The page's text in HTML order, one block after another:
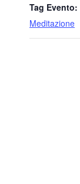
Tag Evento:
Meditazione